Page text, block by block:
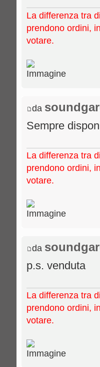
La differenza tra
prendono ordini,
votare.
da
Sempre
La differenza tra
prendono ordini,
votare.
da
p.s. venduta
La differenza tra
prendono ordini,
votare.